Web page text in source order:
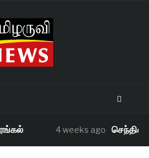
4 weeks ago செந்தில்